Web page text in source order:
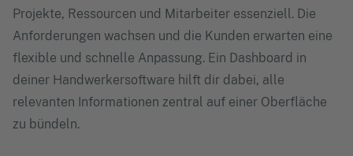
Projekte, Ressourcen und Mitarbeiter essenziell. Die
Anforderungen wachsen und die Kunden erwarten eine
flexible und schnelle Anpassung. Ein Dashboard in
deiner Handwerkersoftware hilft dir dabei, alle
relevanten Informationen zentral auf einer Oberfläche
zu bündeln.